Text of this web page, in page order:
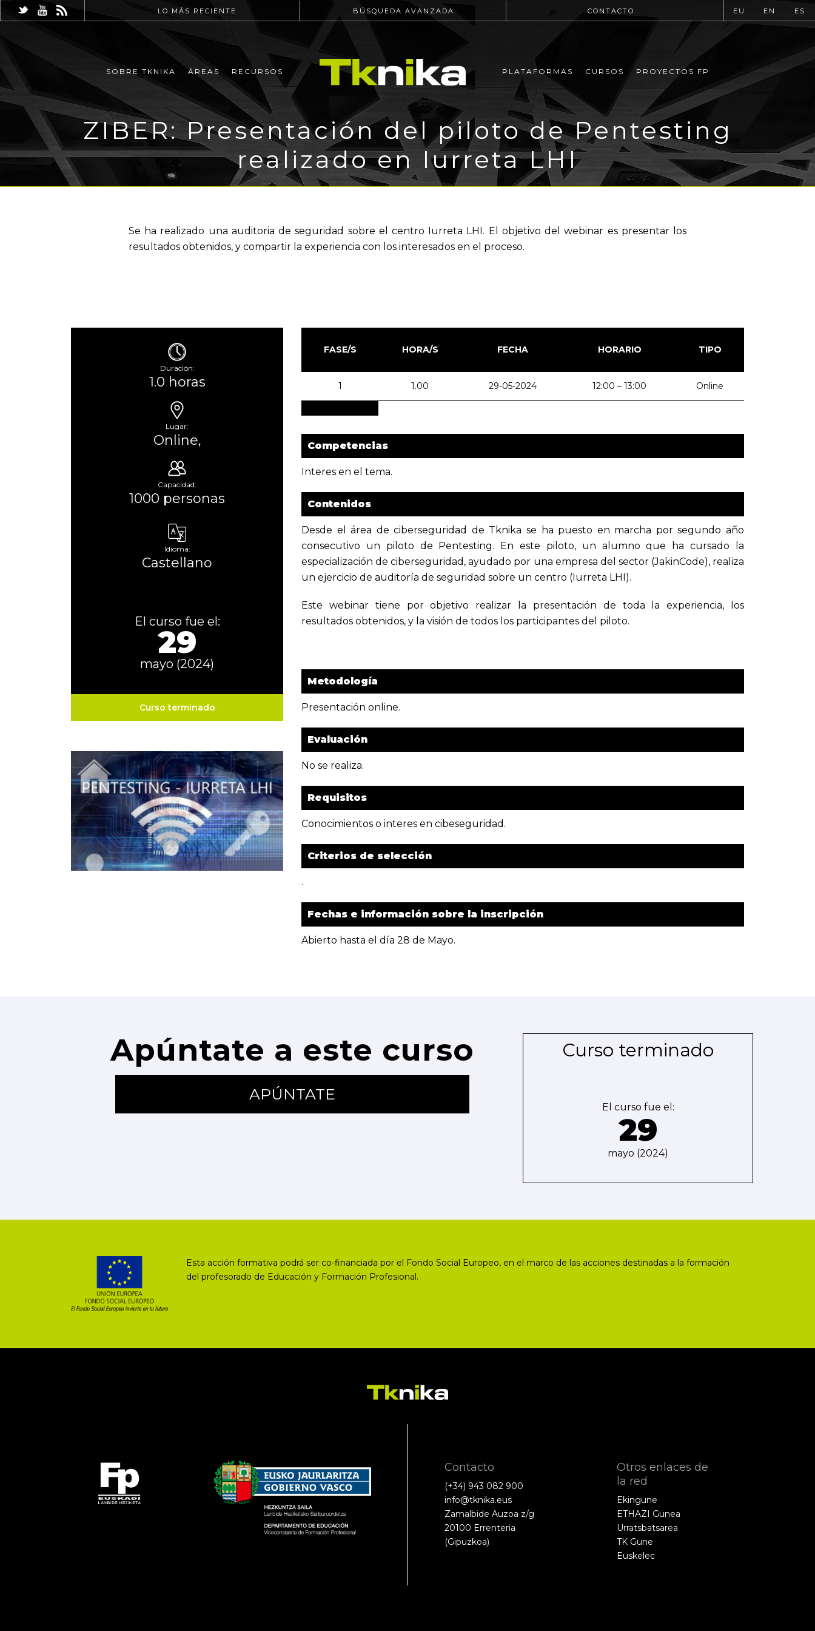
LO MÁS RECIENTE BÚSQUEDA AVANZADA CONTACTO EU EN ES
SOBRE TKNIKA ÁREAS RECURSOS PLATAFORMAS CURSOS PROYECTOS FP
ZIBER: Presentación del piloto de Pentesting
realizado en Iurreta LHI
Se ha realizado una auditoria de seguridad sobre el centro Iurreta LHI. El objetivo del webinar es presentar los
resultados obtenidos, y compartir la experiencia con los interesados en el proceso.
Duración:
1.0 horas
Lugar:
Online,
Capacidad:
1000 personas
Idioma:
Castellano
El curso fue el:
29
mayo (2024)
Curso terminado
FASE/S HORA/S FECHA HORARIO TIPO
1 1.00 29-05-2024 12:00 – 13:00 Online
Competencias
Interes en el tema.
Contenidos
Desde el área de ciberseguridad de Tknika se ha puesto en marcha por segundo año
consecutivo un piloto de Pentesting. En este piloto, un alumno que ha cursado la
especialización de ciberseguridad, ayudado por una empresa del sector (JakinCode), realiza
un ejercicio de auditoría de seguridad sobre un centro (Iurreta LHI).
Este webinar tiene por objetivo realizar la presentación de toda la experiencia, los
resultados obtenidos, y la visión de todos los participantes del piloto.
Metodología
Presentación online.
Evaluación
No se realiza.
Requisitos
Conocimientos o interes en cibeseguridad.
Criterios de selección
.
Fechas e información sobre la inscripción
Abierto hasta el día 28 de Mayo.
Apúntate a este curso
APÚNTATE
Curso terminado
El curso fue el:
29
mayo (2024)
Esta acción formativa podrá ser co-financiada por el Fondo Social Europeo, en el marco de las acciones destinadas a la formación
del profesorado de Educación y Formación Profesional.
Contacto
(+34) 943 082 900
info@tknika.eus
Zamalbide Auzoa z/g
20100 Errenteria
(Gipuzkoa)
Otros enlaces de
la red
Ekingune
ETHAZI Gunea
Urratsbatsarea
TK Gune
Euskelec